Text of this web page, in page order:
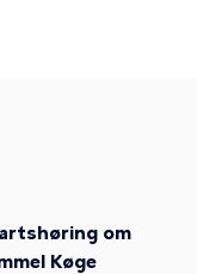
om
Køge